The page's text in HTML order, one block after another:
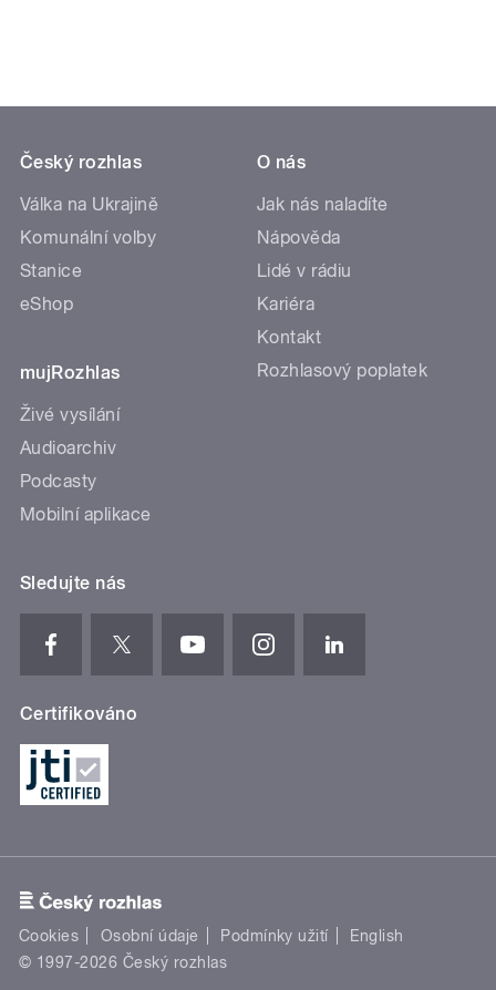
Český rozhlas
Válka na Ukrajině
Komunální volby
Stanice
eShop
mujRozhlas
Živé vysílání
Audioarchiv
Podcasty
Mobilní aplikace
O nás
Jak nás naladíte
Nápověda
Lidé v rádiu
Kariéra
Kontakt
Rozhlasový poplatek
Sledujte nás
Certifikováno
Cookies Osobní údaje Podmínky užití
English
© 1997-2026 Český rozhlas